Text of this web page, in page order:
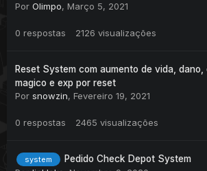
Por Olimpo, Março 5, 2021
0 respostas 2126 visualizações
Reset System com aumento de vida, dano,
magico e exp por reset
Por snowzin, Fevereiro 19, 2021
0 respostas 2465 visualizações
system
Pedido Check Depot System